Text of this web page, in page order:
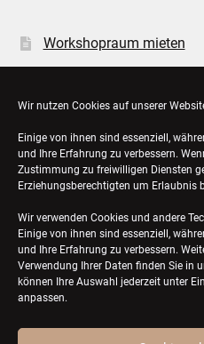
Wir nutzen Cookies auf unserer
Einige von ihnen sind essenziell,
und Ihre Erfahrung zu verbessern.
Zustimmung zu freiwilligen Diensten
Erziehungsberechtigten um Erlaubnis
Wir verwenden Cookies und andere
Einige von ihnen sind essenziell,
und Ihre Erfahrung zu verbessern.
Verwendung Ihrer Daten finden Sie in
können Ihre Auswahl jederzeit unter
anpassen.
Workshopraum mieten
Bestellungen
Konto-Details